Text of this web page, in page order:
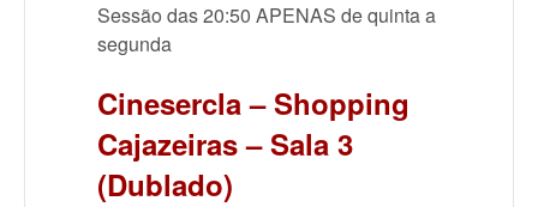
Sessão das 20:50 APENAS de quinta a
segunda
Cinesercla – Shopping
Cajazeiras – Sala 3
(Dublado)